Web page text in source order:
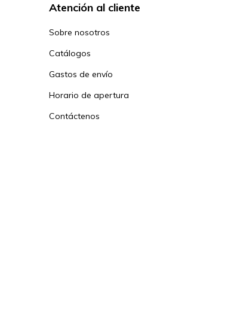
Atención al cliente
Sobre nosotros
Catálogos
Gastos de envío
Horario de apertura
Contáctenos